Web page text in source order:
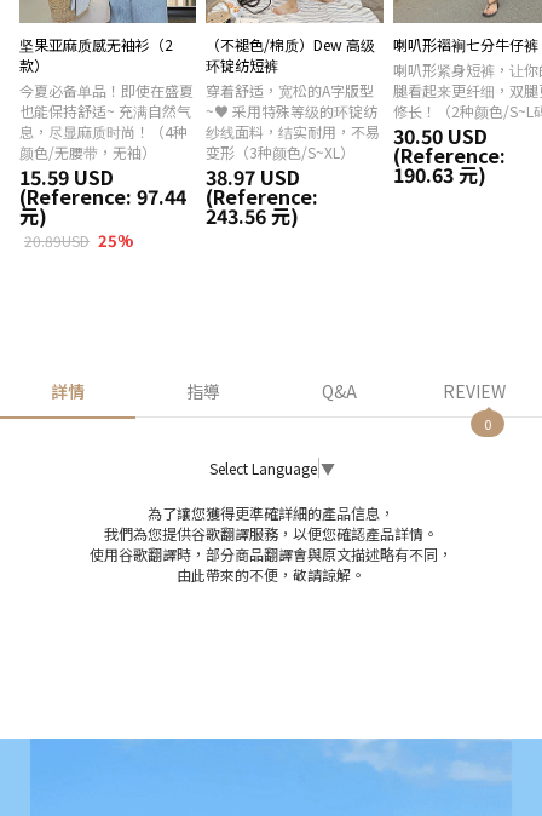
坚果亚麻质感无袖衫（2
款）
今夏必备单品！即使在盛夏
也能保持舒适~ 充满自然气
息，尽显麻质时尚！（4种
颜色/无腰带，无袖）
15.59 USD
(Reference: 97.44
元)
20.89USD 25%
（不褪色/棉质）Dew 高级
环锭纺短裤
穿着舒适，宽松的A字版型
~♥ 采用特殊等级的环锭纺
纱线面料，结实耐用，不易
变形（3种颜色/S~XL）
38.97 USD
(Reference:
243.56 元)
喇叭形褶裥七分牛仔裤
喇叭形紧身短裤，让你
腿看起来更纤细，双腿
修长！（2种颜色/S~L
30.50 USD
(Reference:
190.63 元)
詳情 指導 Q&A REVIEW
0
Select Language ▼
為了讓您獲得更準確詳細的產品信息，
我們為您提供谷歌翻譯服務，以便您確認產品詳情。
使用谷歌翻譯時，部分商品翻譯會與原文描述略有不同，
由此帶來的不便，敬請諒解。